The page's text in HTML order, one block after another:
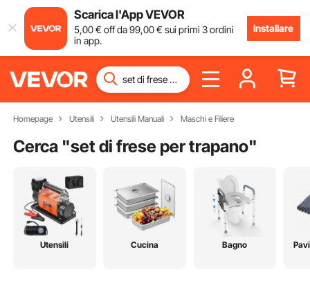
Scarica l'App VEVOR
5,00€ off da99,00€ sui primi 3 ordini
in app.
Installare
Homepage Utensili Utensili Manuali Maschi e Filiere
Cerca "set di frese per trapano"
Utensili Cucina Bagno